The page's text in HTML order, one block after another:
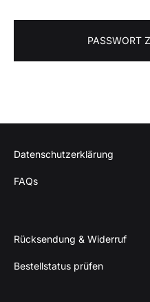
PASSWORT
Datenschutzerklärung
FAQs
Rücksendung & Widerruf
Bestellstatus prüfen